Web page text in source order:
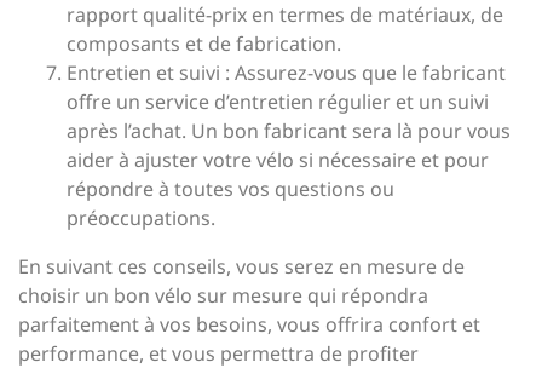
rapport qualité-prix en termes de matériaux, de
composants et de fabrication.
Entretien et suivi : Assurez-vous que le fabricant
offre un service d’entretien régulier et un suivi
après l’achat. Un bon fabricant sera là pour vous
aider à ajuster votre vélo si nécessaire et pour
répondre à toutes vos questions ou
préoccupations.
En suivant ces conseils, vous serez en mesure de
choisir un bon vélo sur mesure qui répondra
parfaitement à vos besoins, vous offrira confort et
performance, et vous permettra de profiter